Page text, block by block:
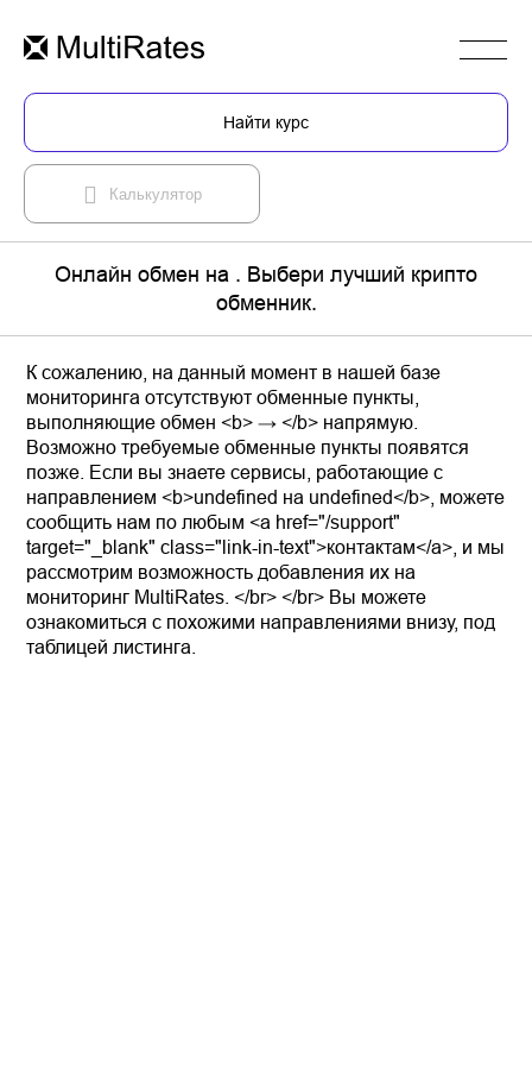
Найти курс
Калькулятор
Онлайн обмен на . Выбери лучший крипто
обменник.
К сожалению, на данный момент в нашей базе
мониторинга отсутствуют обменные пункты,
выполняющие обмен <b> → </b> напрямую.
Возможно требуемые обменные пункты появятся
позже. Если вы знаете сервисы, работающие с
направлением <b>undefined на undefined</b>, можете
сообщить нам по любым <a href="/support"
target="_blank" class="link-in-text">контактам</a>, и мы
рассмотрим возможность добавления их на
мониторинг MultiRates. </br> </br> Вы можете
ознакомиться с похожими направлениями внизу, под
таблицей листинга.